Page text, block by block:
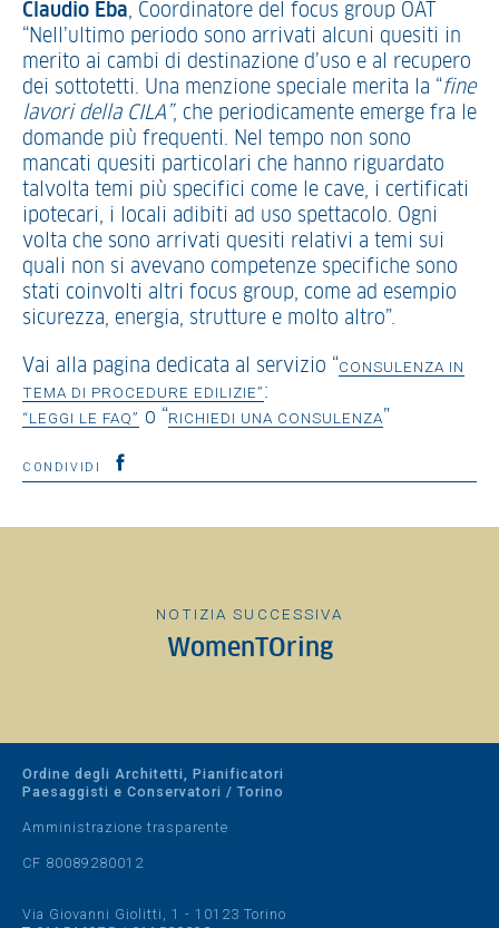
Claudio Eba, Coordinatore del focus group OAT
“Nell’ultimo periodo sono arrivati alcuni quesiti in
merito ai cambi di destinazione d’uso e al recupero
dei sottotetti. Una menzione speciale merita la “fine
lavori della CILA”, che periodicamente emerge fra le
domande più frequenti. Nel tempo non sono
mancati quesiti particolari che hanno riguardato
talvolta temi più specifici come le cave, i certificati
ipotecari, i locali adibiti ad uso spettacolo. Ogni
volta che sono arrivati quesiti relativi a temi sui
quali non si avevano competenze specifiche sono
stati coinvolti altri focus group, come ad esempio
sicurezza, energia, strutture e molto altro”.
Vai alla pagina dedicata al servizio “CONSULENZA IN
TEMA DI PROCEDURE EDILIZIE”:
“LEGGI LE FAQ” o “RICHIEDI UNA CONSULENZA”
CONDIVIDI
NOTIZIA SUCCESSIVA
WomenTOring
Ordine degli Architetti, Pianificatori
Paesaggisti e Conservatori / Torino
Amministrazione trasparente
CF 80089280012
Via Giovanni Giolitti, 1 - 10123 Torino